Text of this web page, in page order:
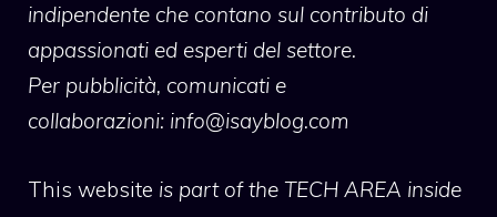
indipendente che contano sul contributo di
appassionati ed esperti del settore.
Per pubblicità, comunicati e
collaborazioni: info@isayblog.com
This website is part of the TECH AREA inside